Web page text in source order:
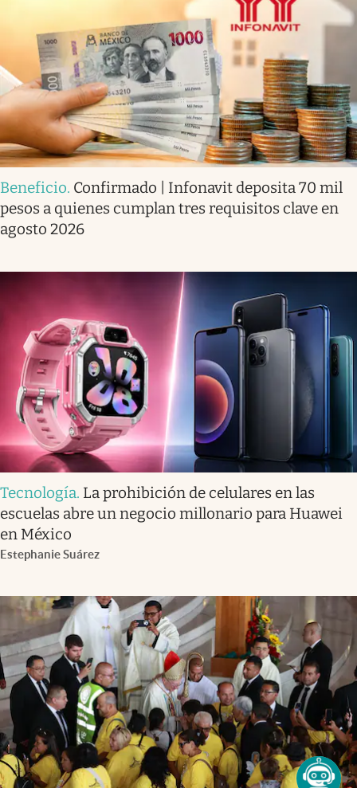
Beneficio. Confirmado | Infonavit deposita 70 mil
pesos a quienes cumplan tres requisitos clave en
agosto 2026
Tecnología. La prohibición de celulares en las
escuelas abre un negocio millonario para Huawei
en México
Estephanie Suárez